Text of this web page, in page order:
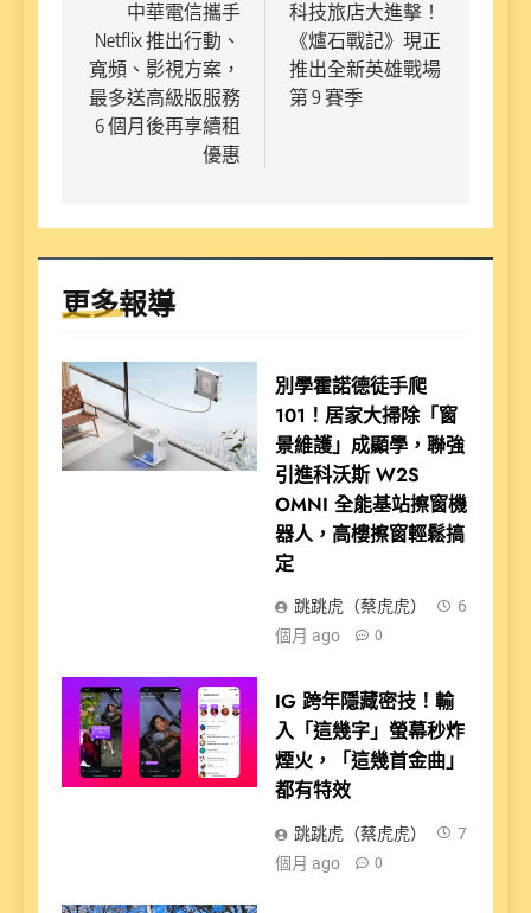
導
覽
中華電信攜手
Netflix 推出行動、
寬頻、影視方案，
最多送高級版服務
6 個月後再享續租
優惠
科技旅店大進擊！
《爐石戰記》現正
推出全新英雄戰場
第 9 賽季
更多報導
別學霍諾德徒手爬
101！居家大掃除「窗
景維護」成顯學，聯強
引進科沃斯 W2S
OMNI 全能基站擦窗機
器人，高樓擦窗輕鬆搞
定
跳跳虎（蔡虎虎）
6
個月 ago
0
IG 跨年隱藏密技！輸
入「這幾字」螢幕秒炸
煙火，「這幾首金曲」
都有特效
跳跳虎（蔡虎虎）
7
個月 ago
0